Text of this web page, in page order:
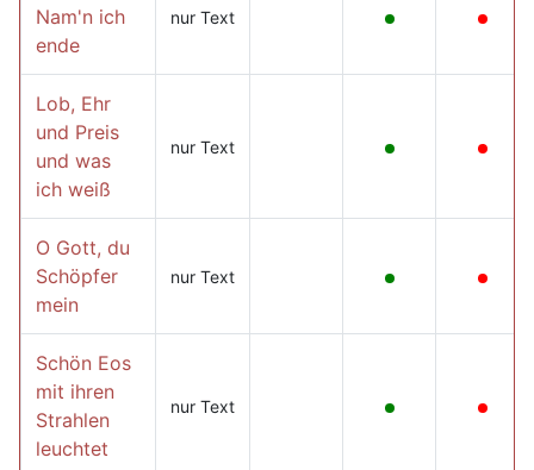
Nam'n ich
ende
nur Text
Lob, Ehr
und Preis
und was
ich weiß
nur Text
O Gott, du
Schöpfer
mein
nur Text
Schön Eos
mit ihren
Strahlen
leuchtet
nur Text